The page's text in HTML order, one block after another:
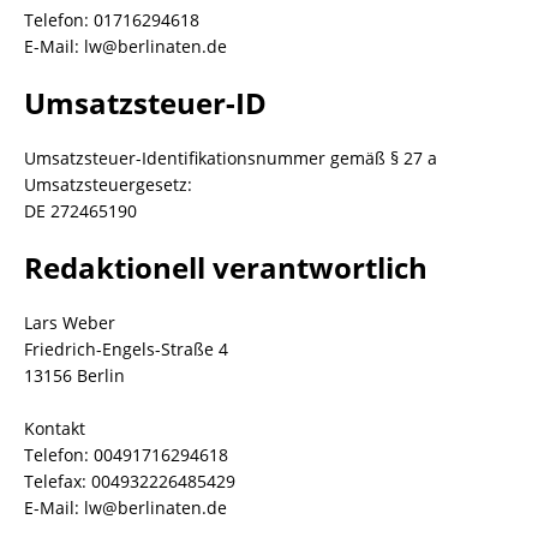
Telefon: 01716294618
E-Mail: lw@berlinaten.de
Umsatzsteuer-ID
Umsatzsteuer-Identifikationsnummer gemäß § 27 a
Umsatzsteuergesetz:
DE 272465190
Redaktionell verantwortlich
Lars Weber
Friedrich-Engels-Straße 4
13156 Berlin
Kontakt
Telefon: 00491716294618
Telefax: 004932226485429
E-Mail: lw@berlinaten.de